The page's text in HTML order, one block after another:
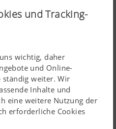
und Tracking-
wichtig, daher
und Online-
ständig weiter. Wir
Inhalte und
eine weitere Nutzung der
erforderliche Cookies
Google-Marketing-
siebenscharig